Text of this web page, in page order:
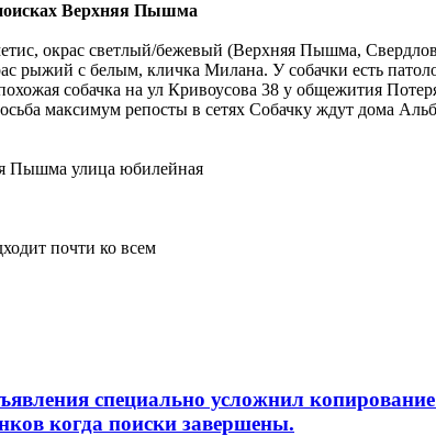
Верхняя Пышма
окрас светлый/бежевый (Верхняя Пышма,
рыжий с белым, кличка Милана. У собачки есть
собачка на ул Кривоусова 38 у общежития
максимум репосты в сетях Собачку ждут дома
Пышма улица юбилейная
почти ко всем
специально усложнил копирование
когда поиски завершены.